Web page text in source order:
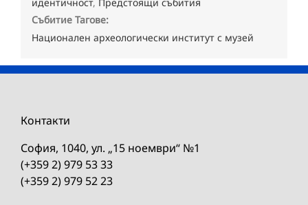
Събитие Тагове:
Национален археологически институт с музей
Контакти
София, 1040, ул. „15 ноември“ №1
(+359 2) 979 53 33
(+359 2) 979 52 23